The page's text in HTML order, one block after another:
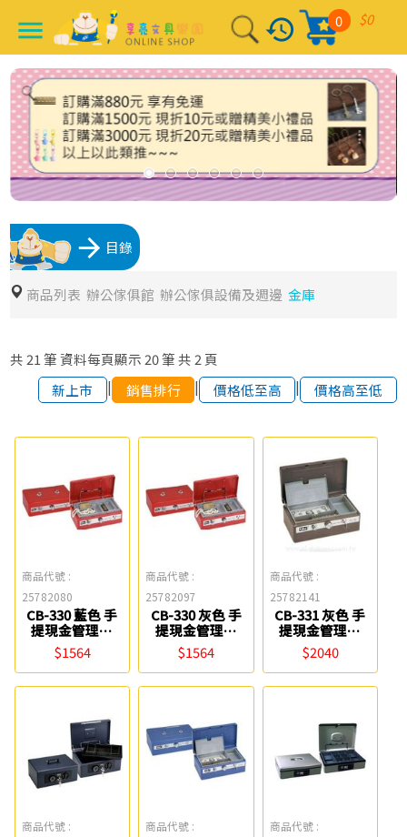
menu history $0
0
arrow_forward 目錄
商品列表 辦公傢俱館 辦公傢俱設備及週邊 金庫
共 21筆 資料每頁顯示 20筆 共 2頁
新上市
| 銷售排行 | 價格低至高 | 價格高至低
商品代號 :
25782080
CB-330 藍色 手
提現金管理箱
Life
$1564
商品代號 :
25782097
CB-330 灰色 手
提現金管理箱
Life
$1564
商品代號 :
25782141
CB-331 灰色 手
提現金管理箱
Life
$2040
商品代號 :
商品代號 :
商品代號 :